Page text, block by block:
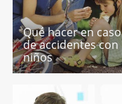
Qué hacer en caso
de accidentes con
niños